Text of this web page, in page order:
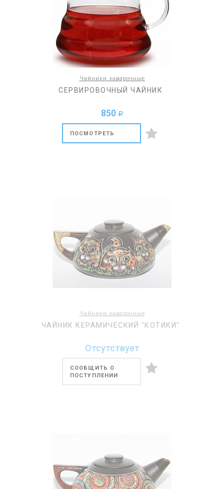
Чайники заварочные
СЕРВИРОВОЧНЫЙ ЧАЙНИК
850 a
ПОСМОТРЕТЬ
Чайники заварочные
ЧАЙНИК КЕРАМИЧЕСКИЙ "КОТИКИ"
Отсутствует
СООБЩИТЬ О
ПОСТУПЛЕНИИ